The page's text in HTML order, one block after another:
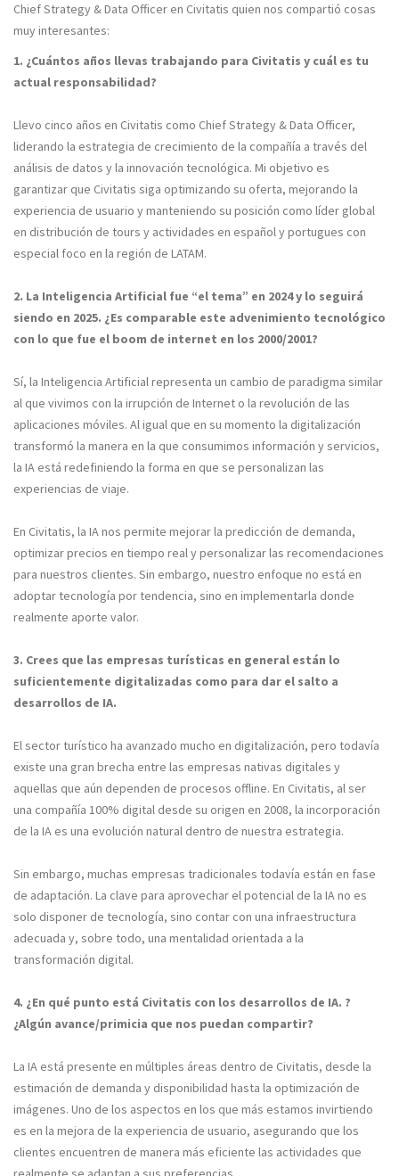
Chief Strategy & Data Officer en Civitatis quien nos compartió cosas
muy interesantes:
1. ¿Cuántos años llevas trabajando para Civitatis y cuál es tu
actual responsabilidad?
Llevo cinco años en Civitatis como Chief Strategy & Data Officer,
liderando la estrategia de crecimiento de la compañía a través del
análisis de datos y la innovación tecnológica. Mi objetivo es
garantizar que Civitatis siga optimizando su oferta, mejorando la
experiencia de usuario y manteniendo su posición como líder global
en distribución de tours y actividades en español y portugues con
especial foco en la región de LATAM.
2. La Inteligencia Artificial fue “el tema” en 2024 y lo seguirá
siendo en 2025. ¿Es comparable este advenimiento tecnológico
con lo que fue el boom de internet en los 2000/2001?
Sí, la Inteligencia Artificial representa un cambio de paradigma similar
al que vivimos con la irrupción de Internet o la revolución de las
aplicaciones móviles. Al igual que en su momento la digitalización
transformó la manera en la que consumimos información y servicios,
la IA está redefiniendo la forma en que se personalizan las
experiencias de viaje.
En Civitatis, la IA nos permite mejorar la predicción de demanda,
optimizar precios en tiempo real y personalizar las recomendaciones
para nuestros clientes. Sin embargo, nuestro enfoque no está en
adoptar tecnología por tendencia, sino en implementarla donde
realmente aporte valor.
3. Crees que las empresas turísticas en general están lo
suficientemente digitalizadas como para dar el salto a
desarrollos de IA.
El sector turístico ha avanzado mucho en digitalización, pero todavía
existe una gran brecha entre las empresas nativas digitales y
aquellas que aún dependen de procesos offline. En Civitatis, al ser
una compañía 100% digital desde su origen en 2008, la incorporación
de la IA es una evolución natural dentro de nuestra estrategia.
Sin embargo, muchas empresas tradicionales todavía están en fase
de adaptación. La clave para aprovechar el potencial de la IA no es
solo disponer de tecnología, sino contar con una infraestructura
adecuada y, sobre todo, una mentalidad orientada a la
transformación digital.
4. ¿En qué punto está Civitatis con los desarrollos de IA. ?
¿Algún avance/primicia que nos puedan compartir?
La IA está presente en múltiples áreas dentro de Civitatis, desde la
estimación de demanda y disponibilidad hasta la optimización de
imágenes. Uno de los aspectos en los que más estamos invirtiendo
es en la mejora de la experiencia de usuario, asegurando que los
clientes encuentren de manera más eficiente las actividades que